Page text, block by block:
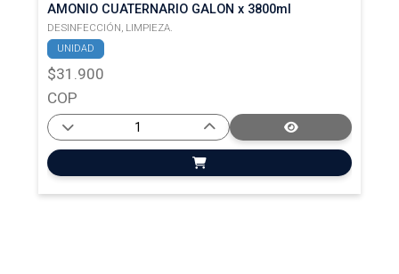
AMONIO CUATERNARIO GALON x 3800ml
DESINFECCIÓN, LIMPIEZA.
UNIDAD
$31.900
COP